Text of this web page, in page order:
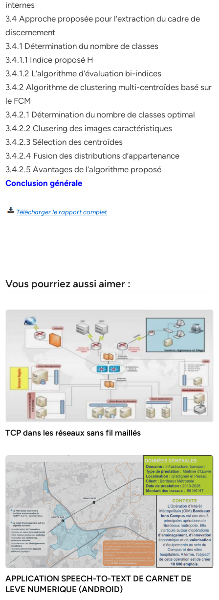
internes
3.4 Approche proposée pour l’extraction du cadre de
discernement
3.4.1 Détermination du nombre de classes
3.4.1.1 Indice proposé H
3.4.1.2 L’algorithme d’évaluation bi-indices
3.4.2 Algorithme de clustering multi-centroïdes basé sur
le FCM
3.4.2.1 Détermination du nombre de classes optimal
3.4.2.2 Clusering des images caractéristiques
3.4.2.3 Sélection des centroïdes
3.4.2.4 Fusion des distributions d’appartenance
3.4.2.5 Avantages de l’algorithme proposé
Conclusion générale
Télécharger le rapport complet
Vous pourriez aussi aimer :
TCP dans les réseaux sans fil maillés
APPLICATION SPEECH-TO-TEXT DE CARNET DE
LEVE NUMERIQUE (ANDROID)